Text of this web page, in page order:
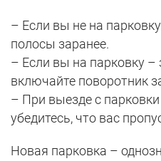
– Если вы не на
полосы заранее.
– Если вы на парковку
включайте поворотник
– При выезде с
убедитесь, что вас
Новая парковка –